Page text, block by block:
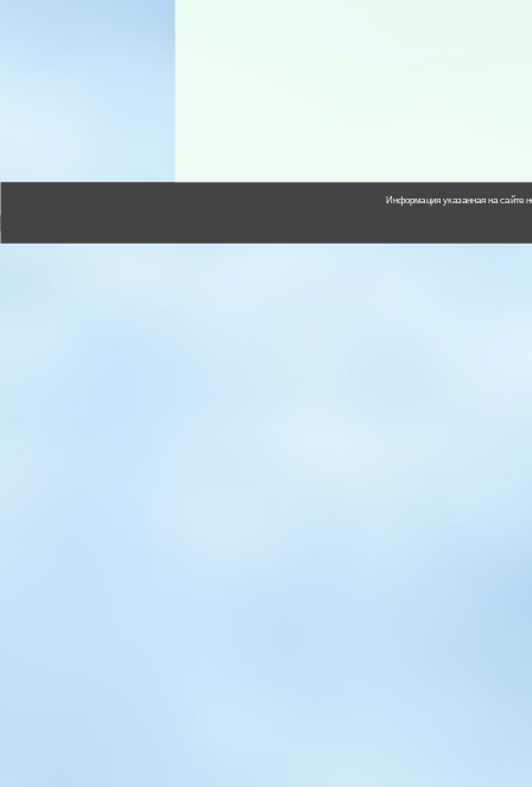
Информация указанная на сайте